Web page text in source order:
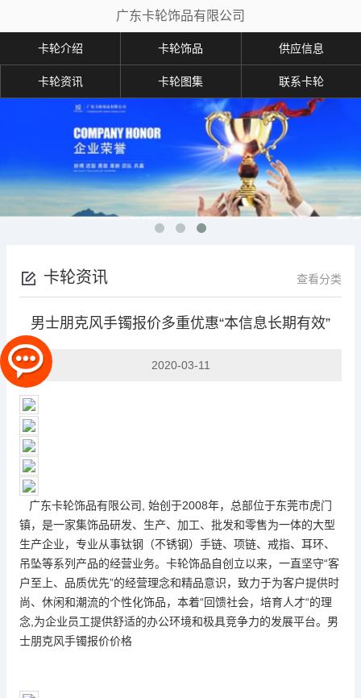
广东卡轮饰品有限公司
卡轮介绍 卡轮饰品 供应信息
卡轮资讯 卡轮图集 联系卡轮
卡轮资讯 查看分类
男士朋克风手镯报价多重优惠“本信息长期有效”
2020-03-11
广东卡轮饰品有限公司, 始创于2008年，总部位于东莞市虎门
镇，是一家集饰品研发、生产、加工、批发和零售为一体的大型
生产企业，专业从事钛钢（不锈钢）手链、项链、戒指、耳环、
吊坠等系列产品的经营业务。卡轮饰品自创立以来，一直坚守“客
户至上、品质优先”的经营理念和精品意识，致力于为客户提供时
尚、休闲和潮流的个性化饰品，本着“回馈社会，培育人才“的理
念,为企业员工提供舒适的办公环境和极具竞争力的发展平台。男
士朋克风手镯报价价格